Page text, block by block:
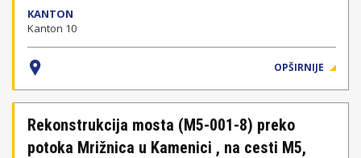
KANTON
Kanton 10
OPŠIRNIJE
Rekonstrukcija mosta (M5-001-8) preko
potoka Mrižnica u Kamenici , na cesti M5,